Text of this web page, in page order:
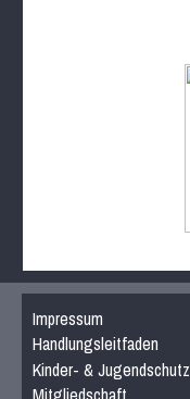
Impressum
Handlungsleitfaden
Kinder- & Jugendschutz